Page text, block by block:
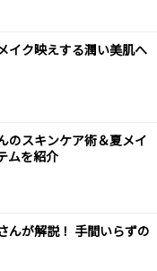
イク映えする潤い美肌へ
のスキンケア術＆夏メイ
ムを紹介
んが解説！ 手間いらずの